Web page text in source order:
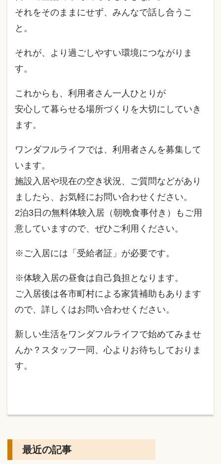
それをそのままにせず、みんなで話し合うこ
と。
それが、より過ごしやすい環境につながりま
す。
これからも、利用者さん一人ひとりが
安心して暮らせる場所づくりを大切にしていき
ます。
ワンダフルライフでは、利用者さんを募集して
います。
施設入居や現在の空き状況、ご質問などがあり
ましたら、お気軽にお問い合わせください。
2泊3日の無料体験入居（朝晩食事付き）もご用
意していますので、ぜひご利用ください。
※ご入居には「受給者証」が必要です。
※体験入居の昼食は自己負担となります。
ご入居後は各市町村による家賃補助もあります
ので、詳しくはお問い合わせください。
新しい生活をワンダフルライフで始めてみませ
んか？スタッフ一同、心よりお待ちしておりま
す。
最近の記事